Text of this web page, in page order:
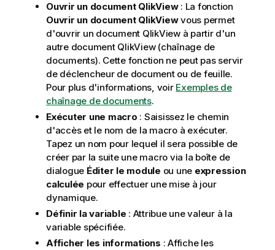
r
m
a
t
i
o
n
s
Ouvrir un document QlikView: La fonction
Ouvrir un document QlikViewvous permet
d'ouvrir un document QlikViewà partir d'un
autre document QlikView(chaînage de
documents). Cette fonction ne peut pas servir
de déclencheur de document ou de feuille.
Pour plus d'informations, voir Exemples de
chaînage de documents.
Exécuter une macro : Saisissez le chemin
d'accès et le nom de la macro à exécuter.
Tapez un nom pour lequel il sera possible de
créer par la suite une macro via la boîte de
dialogue Éditer le module ou une expression
calculée pour effectuer une mise à jour
dynamique.
Définir la variable : Attribue une valeur à la
variable spécifiée.
Afficher les informations : Affiche les